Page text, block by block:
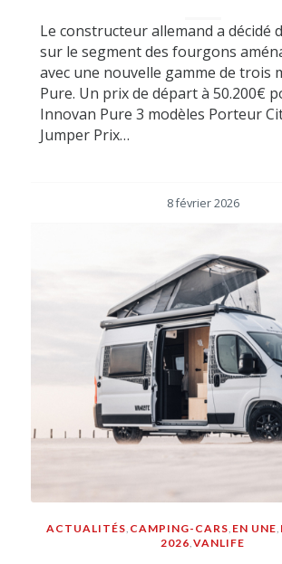
Le constructeur allemand a décidé
sur le segment des fourgons
avec une nouvelle gamme de trois
Pure. Un prix de départ à 50.200€
Innovan Pure 3 modèles Porteur
Jumper Prix…
8 février 2026
ACTUALITÉS, CAMPING-CARS, EN UNE,
2026,VANLIFE